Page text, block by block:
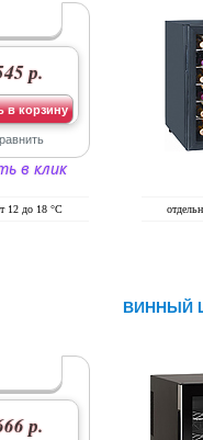
12 до 18 °C
р.
в корзину
в клик
р.
ВИННЫЙ